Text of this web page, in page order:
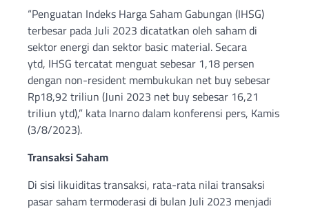
“Penguatan Indeks Harga Saham Gabungan (IHSG)
terbesar pada Juli 2023 dicatatkan oleh saham di
sektor energi dan sektor basic material. Secara
ytd, IHSG tercatat menguat sebesar 1,18 persen
dengan non-resident membukukan net buy sebesar
Rp18,92 triliun (Juni 2023 net buy sebesar 16,21
triliun ytd),” kata Inarno dalam konferensi pers, Kamis
(3/8/2023).
Transaksi Saham
Di sisi likuiditas transaksi, rata-rata nilai transaksi
pasar saham termoderasi di bulan Juli 2023 menjadi